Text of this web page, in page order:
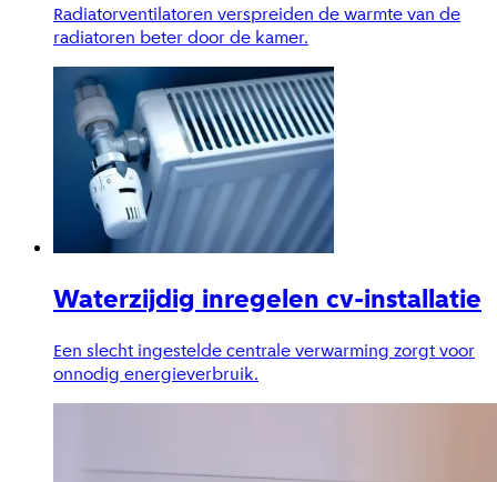
Radiatorventilatoren verspreiden de warmte van de
radiatoren beter door de kamer.
Waterzijdig inregelen cv-installatie
Een slecht ingestelde centrale verwarming zorgt voor
onnodig energieverbruik.